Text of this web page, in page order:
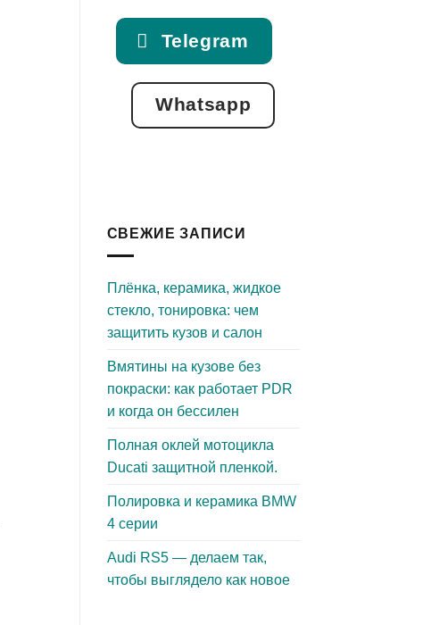
Telegram
Whatsapp
СВЕЖИЕ ЗАПИСИ
Плёнка, керамика, жидкое
стекло, тонировка: чем
защитить кузов и салон
Вмятины на кузове без
покраски: как работает PDR
и когда он бессилен
Полная оклей мотоцикла
Ducati защитной пленкой.
Полировка и керамика BMW
4 серии
Audi RS5 — делаем так,
чтобы выглядело как новое